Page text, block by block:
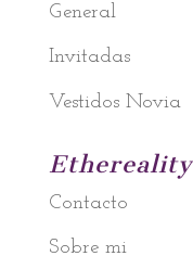
General
Invitadas
Vestidos Novia
Ethereality
Contacto
Sobre mi